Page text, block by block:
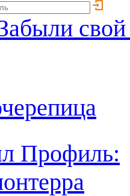
Профиль: